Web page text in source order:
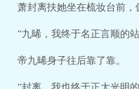
萧封离扶她坐在梳妆台前，
“九晞，我终于名正言顺的
帝九晞身子往后靠了靠。